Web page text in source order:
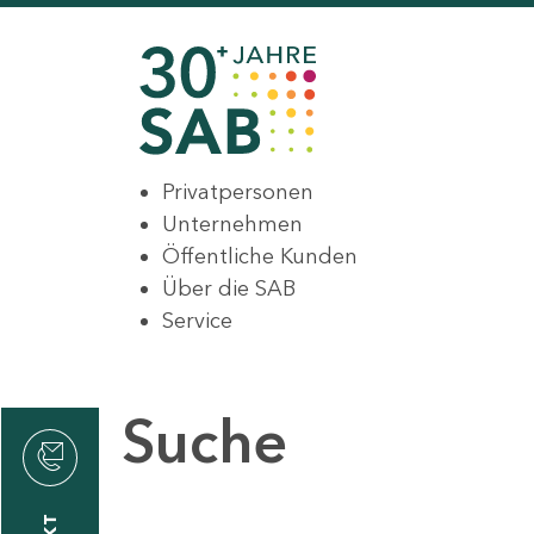
Privatpersonen
Unternehmen
Öffentliche Kunden
Über die SAB
Service
Suche